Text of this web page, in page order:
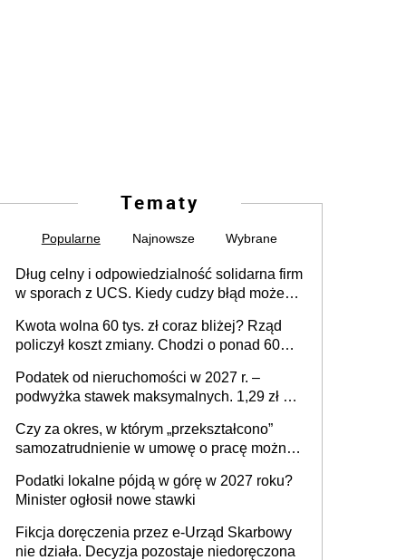
Tematy
Popularne Najnowsze Wybrane
Dług celny i odpowiedzialność solidarna firm
w sporach z UCS. Kiedy cudzy błąd może
Kwota wolna 60 tys. zł coraz bliżej? Rząd
policzył koszt zmiany. Chodzi o ponad 60
Podatek od nieruchomości w 2027 r. –
podwyżka stawek maksymalnych. 1,29 zł za
budynków i lokali związanych z
prowadzeniem działalności gospodarczej
Czy za okres, w którym „przekształcono”
samozatrudnienie w umowę o pracę można
umowy cywilnoprawnej jedynym
racjonalnym wyjściem
Podatki lokalne pójdą w górę w 2027 roku?
Minister ogłosił nowe stawki
Fikcja doręczenia przez e-Urząd Skarbowy
nie działa. Decyzja pozostaje niedoręczona